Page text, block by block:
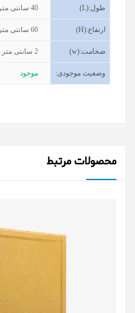
طول(L):
40 سانتی متر
ارتفاع(H):
60 سانتی متر
ضخامت(w):
2 سانتی متر
وضعیت موجودی: موجود
محصولات مرتبط